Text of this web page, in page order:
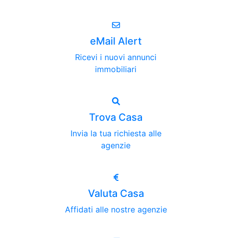
eMail Alert
Ricevi i nuovi annunci
immobiliari
Trova Casa
Invia la tua richiesta alle
agenzie
Valuta Casa
Affidati alle nostre agenzie